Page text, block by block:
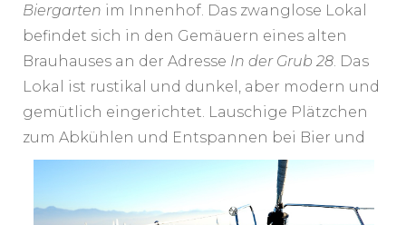
Biergarten im Innenhof. Das zwanglose Lokal
befindet sich in den Gemäuern eines alten
Brauhauses an der Adresse In der Grub 28 . Das
Lokal ist rustikal und dunkel, aber modern und
gemütlich eingerichtet. Lauschige Plätzchen
zum Abkühlen und Entspannen bei Bier und